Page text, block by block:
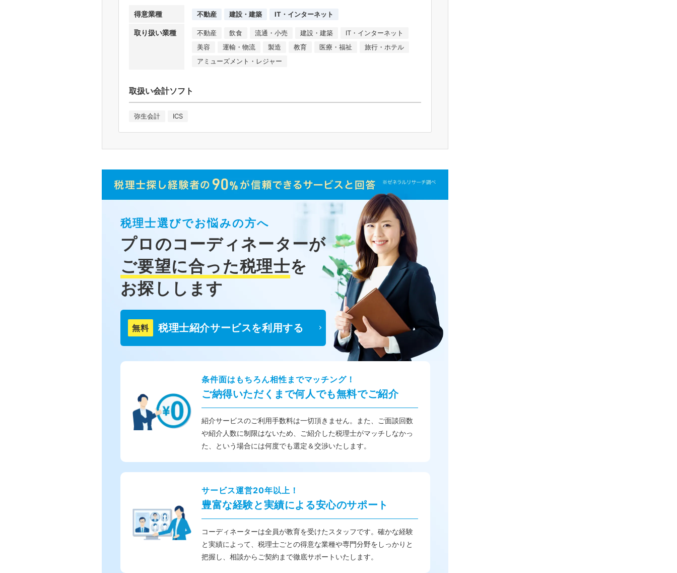
得意業種 不動産 建設・建築 IT・インターネット
取り扱い業種 不動産 飲食 流通・小売 建設・建築
IT・インターネット
美容
運輸・物流 製造 教育 医療・福祉
旅行・ホテル
アミューズメント・レジャー
取扱い会計ソフト
弥生会計 ICS
税理士選びでお悩みの方へ
プロのコーディネーターが
ご要望に合った税理士を
お探しします
無料 税理士紹介サービスを利用する
条件面はもちろん相性までマッチング！
ご納得いただくまで何人でも無料でご紹介
紹介サービスのご利用手数料は一切頂きません。また、ご面談回数
や紹介人数に制限はないため、ご紹介した税理士がマッチしなかっ
た、という場合には何度でも選定＆交渉いたします。
サービス運営20年以上！
豊富な経験と実績による安心のサポート
コーディネーターは全員が教育を受けたスタッフです。確かな経験
と実績によって、税理士ごとの得意な業種や専門分野をしっかりと
把握し、相談からご契約まで徹底サポートいたします。